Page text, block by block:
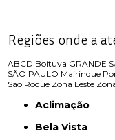
Regiões onde a
ABCD Boituva GRANDE
SÃO PAULO Mairinque
São Roque Zona Leste
Aclimação
Bela Vista